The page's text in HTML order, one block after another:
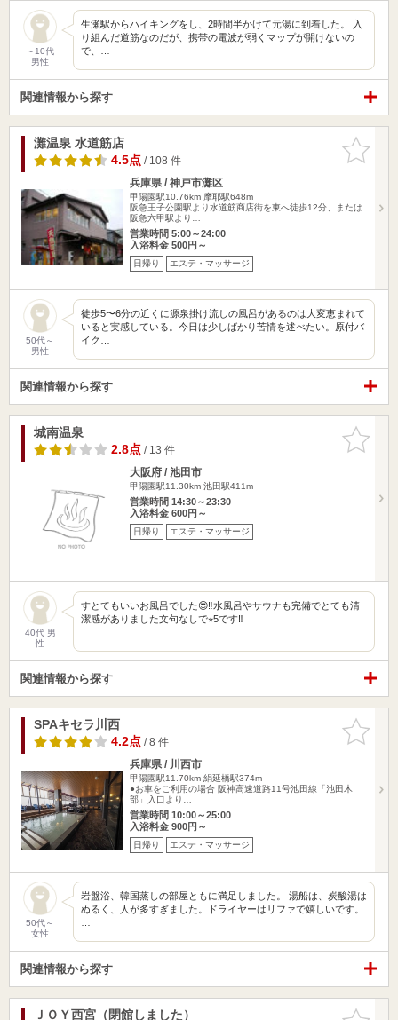
～10代
男性
生瀬駅からハイキングをし、2時間半かけて元湯に到着した。 入
り組んだ道筋なのだが、携帯の電波が弱くマップが開けないの
で、…
関連情報から探す
お気に入
りに追加
灘温泉 水道筋店
4.5点/ 108 件
兵庫県 / 神戸市灘区
甲陽園駅10.76km 摩耶駅648m
阪急王子公園駅より水道筋商店街を東へ徒歩12分、または
阪急六甲駅より…
営業時間 5:00～24:00
入浴料金 500円～
日帰り エステ・マッサージ
50代～
男性
徒歩5〜6分の近くに源泉掛け流しの風呂があるのは大変恵まれて
いると実感している。今日は少しばかり苦情を述べたい。原付バ
イク…
関連情報から探す
お気に入
りに追加
城南温泉
2.8点/ 13 件
大阪府 / 池田市
甲陽園駅11.30km 池田駅411m
営業時間 14:30～23:30
入浴料金 600円～
日帰り エステ・マッサージ
40代 男
性
すとてもいいお風呂でした😍‼️水風呂やサウナも完備でとても清
潔感がありました文句なしで⭐︎5です‼️
関連情報から探す
お気に入
りに追加
SPAキセラ川西
4.2点/ 8 件
兵庫県 / 川西市
甲陽園駅11.70km 絹延橋駅374m
●お車をご利用の場合 阪神高速道路11号池田線「池田木
部」入口より…
営業時間 10:00～25:00
入浴料金 900円～
日帰り エステ・マッサージ
50代～
女性
岩盤浴、韓国蒸しの部屋ともに満足しました。 湯船は、炭酸湯は
ぬるく、人が多すぎました。ドライヤーはリファで嬉しいです。
関連情報から探す
お気に入
ＪＯＹ西宮（閉館しました）